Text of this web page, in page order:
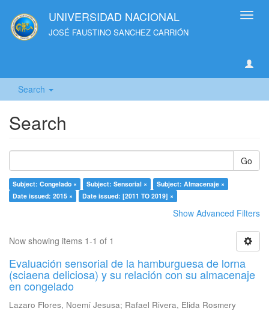
UNIVERSIDAD NACIONAL
JOSÉ FAUSTINO SANCHEZ CARRIÓN
Search
Search
Go
Subject: Congelado × Subject: Sensorial ×
Subject: Almacenaje ×
Date issued: 2015 ×
Date issued: [2011 TO 2019] ×
Show Advanced Filters
Now showing items 1-1 of 1
Evaluación sensorial de la hamburguesa de lorna
(sciaena deliciosa) y su relación con su almacenaje
en congelado
Lazaro Flores, Noemí Jesusa; Rafael Rivera, Elida Rosmery